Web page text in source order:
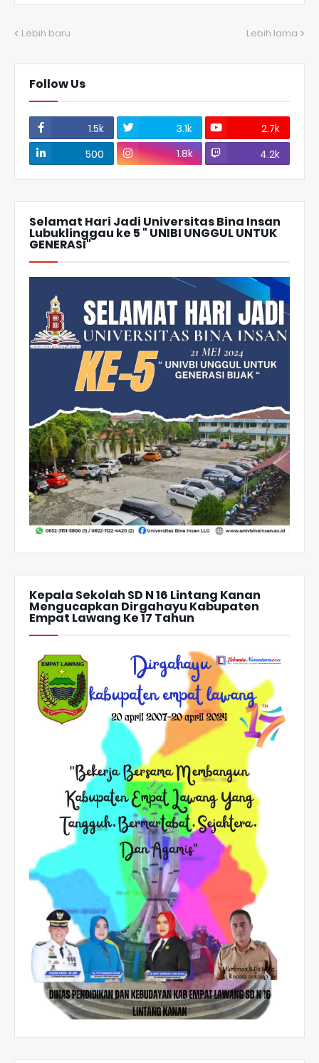
Lebih baru Lebih lama
Follow Us
1.5k 3.1k
2.7k
500
1.8k 4.2k
Selamat Hari Jadi Universitas Bina Insan
Lubuklinggau ke 5 " UNIBI UNGGUL UNTUK
GENERASI"
Kepala Sekolah SD N 16 Lintang Kanan
Mengucapkan Dirgahayu Kabupaten
Empat Lawang Ke 17 Tahun